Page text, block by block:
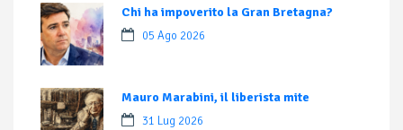
Chi ha impoverito la Gran Bretagna?
05 Ago 2026
Mauro Marabini, il liberista mite
31 Lug 2026